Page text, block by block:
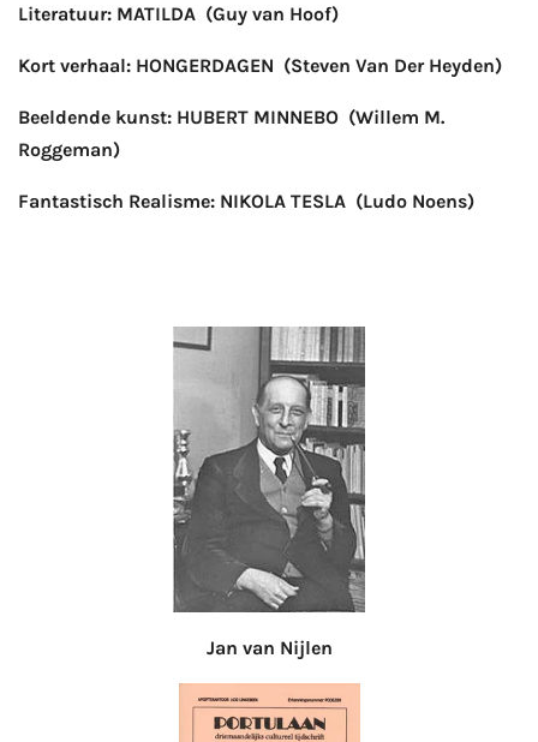
Literatuur: MATILDA (Guy van Hoof)
Kort verhaal: HONGERDAGEN (Steven Van Der Heyden)
Beeldende kunst: HUBERT MINNEBO (Willem M.
Roggeman)
Fantastisch Realisme: NIKOLA TESLA (Ludo Noens)
Jan van Nijlen